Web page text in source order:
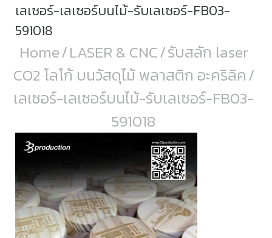
เลเซอร์-เลเซอร์บนไม้-รับเลเซอร์-FB03-
591018
Home/LASER & CNC/รับสลัก laser
CO2 โลโก้ บนวัสดุไม้ พลาสติก อะคริลิค/
เลเซอร์-เลเซอร์บนไม้-รับเลเซอร์-FB03-
591018